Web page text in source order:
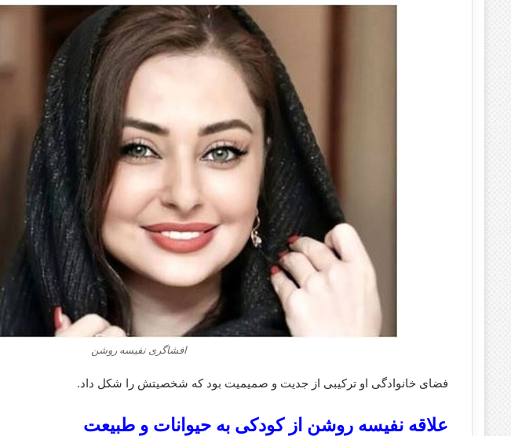
افشاگری نفیسه روشن
فضای خانوادگی او ترکیبی از جدیت و صمیمیت بود که شخصیتش را شکل داد.
علاقه نفیسه روشن از کودکی به حیوانات و طبیعت